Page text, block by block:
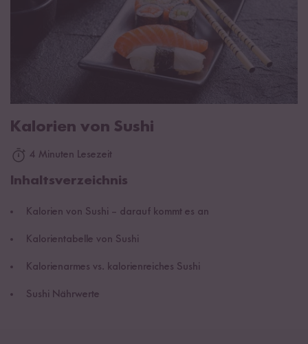
Kalorien von Sushi
4 Minuten Lesezeit
Inhaltsverzeichnis
Kalorien von Sushi – darauf kommt es an
Kalorientabelle von Sushi
Kalorienarmes vs. kalorienreiches Sushi
Sushi Nährwerte